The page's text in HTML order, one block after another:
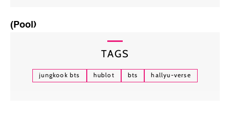
(Pool)
TAGS
jungkook bts hublot bts hallyu-verse